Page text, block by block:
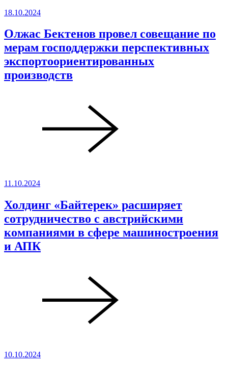
18.10.2024
Олжас Бектенов провел совещание по
мерам господдержки перспективных
экспортоориентированных
производств
11.10.2024
Холдинг «Байтерек» расширяет
сотрудничество с австрийскими
компаниями в сфере машиностроения
и АПК
10.10.2024